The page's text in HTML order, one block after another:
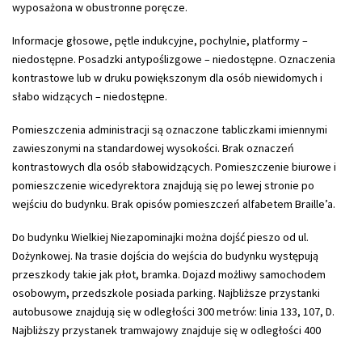
wyposażona w obustronne poręcze.
Informacje głosowe, pętle indukcyjne, pochylnie, platformy –
niedostępne. Posadzki antypoślizgowe – niedostępne. Oznaczenia
kontrastowe lub w druku powiększonym dla osób niewidomych i
słabo widzących – niedostępne.
Pomieszczenia administracji są oznaczone tabliczkami imiennymi
zawieszonymi na standardowej wysokości. Brak oznaczeń
kontrastowych dla osób słabowidzących. Pomieszczenie biurowe i
pomieszczenie wicedyrektora znajdują się po lewej stronie po
wejściu do budynku. Brak opisów pomieszczeń alfabetem Braille’a.
Do budynku Wielkiej Niezapominajki można dojść pieszo od ul.
Dożynkowej. Na trasie dojścia do wejścia do budynku występują
przeszkody takie jak płot, bramka. Dojazd możliwy samochodem
osobowym, przedszkole posiada parking. Najbliższe przystanki
autobusowe znajdują się w odległości 300 metrów: linia 133, 107, D.
Najbliższy przystanek tramwajowy znajduje się w odległości 400